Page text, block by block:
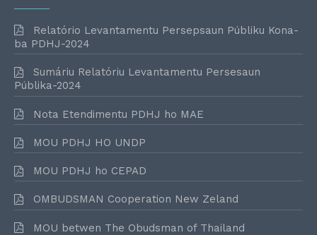
Relatório Levantamentu Persepsaun Públiku Kona-
ba PDHJ-2024
Sumáriu Relatóriu Levantamentu Persesaun
Públika-2024
Nota Etendimentu PDHJ ho MAE
MOU PDHJ HO UNDP
MOU PDHJ ho CEPAD
OMBUDSMAN Cooperation New Zeland
MOU betwen The Obudsman of Thailand